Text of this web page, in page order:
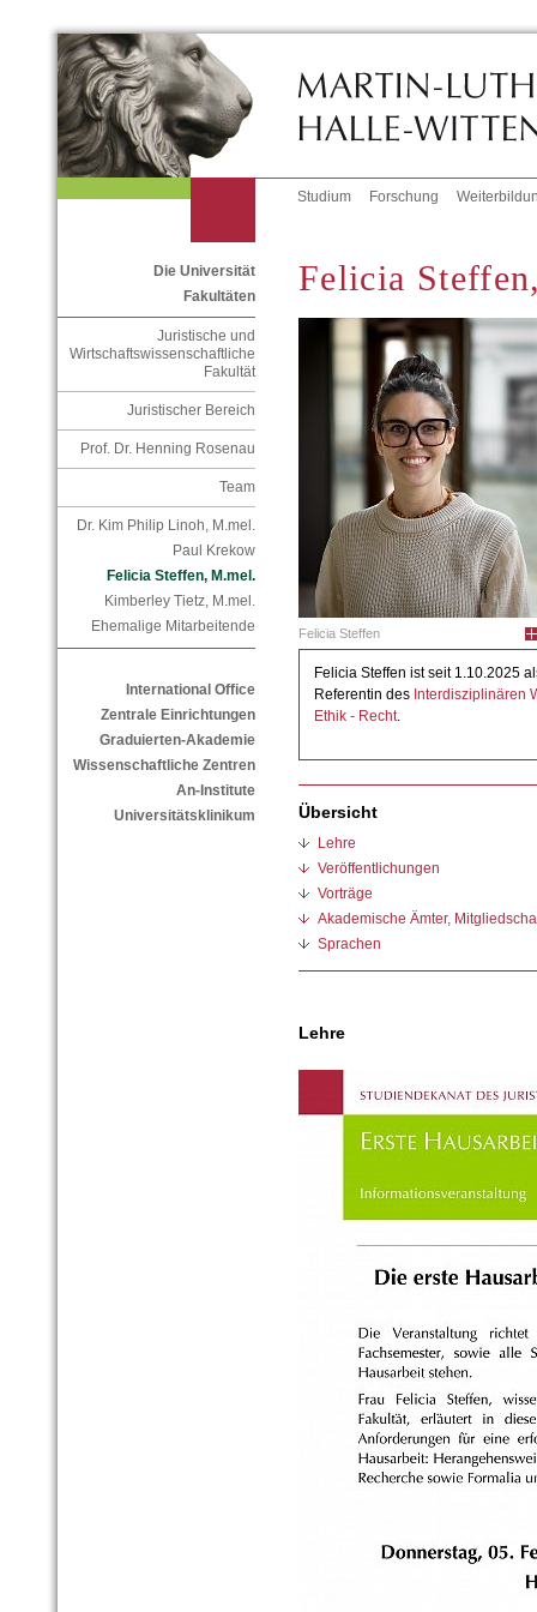
Studium Forschung
Die Universität
Fakultäten
Juristische und
Wirtschaftswissenschaftliche
Fakultät
Juristischer Bereich
Prof. Dr. Henning Rosenau
Team
Dr. Kim Philip Linoh, M.mel.
Paul Krekow
Felicia Steffen, M.mel.
Kimberley Tietz, M.mel.
Ehemalige Mitarbeitende
International Office
Zentrale Einrichtungen
Graduierten-Akademie
Wissenschaftliche Zentren
An-Institute
Universitätsklinikum
Felicia
Felicia Steffen
Felicia Steffen ist seit 1.10.2025
Referentin des Interdisziplinären
Ethik - Recht.
Übersicht
Lehre
Veröffentlichungen
Vorträge
Akademische Ämter,
Sprachen
Lehre